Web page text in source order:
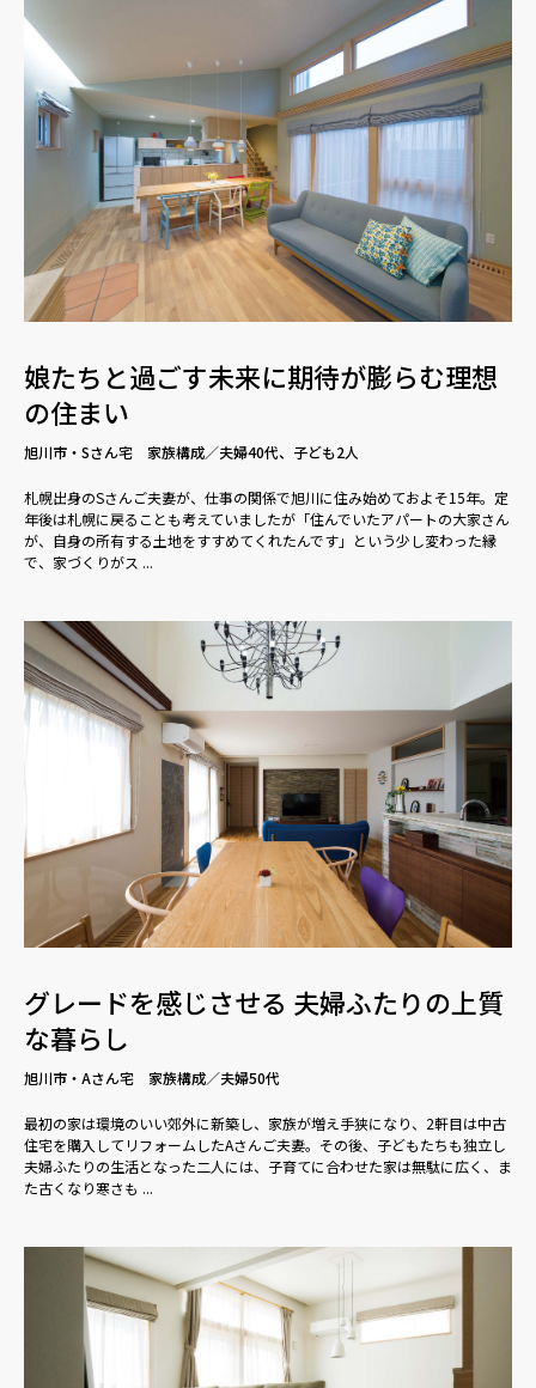
娘たちと過ごす未来に期待が膨らむ理想
の住まい
旭川市・Sさん宅 家族構成／夫婦40代、子ども2人
札幌出身のSさんご夫妻が、仕事の関係で旭川に住み始めておよそ15年。定
年後は札幌に戻ることも考えていましたが「住んでいたアパートの大家さん
が、自身の所有する土地をすすめてくれたんです」という少し変わった縁
で、家づくりがス ...
グレードを感じさせる 夫婦ふたりの上質
な暮らし
旭川市・Aさん宅 家族構成／夫婦50代
最初の家は環境のいい郊外に新築し、家族が増え手狭になり、2軒目は中古
住宅を購入してリフォームしたAさんご夫妻。その後、子どもたちも独立し
夫婦ふたりの生活となった二人には、子育てに合わせた家は無駄に広く、ま
た古くなり寒さも ...